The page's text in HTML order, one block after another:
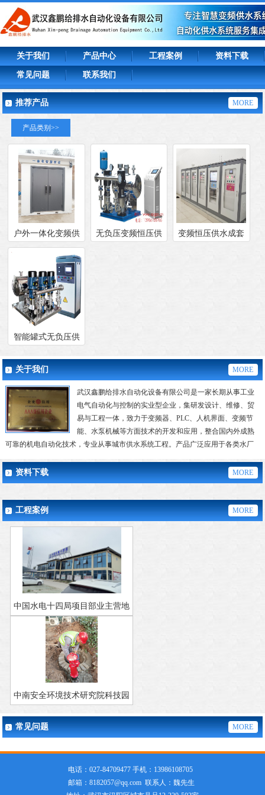
关于我们 产品中心 工程案例 资料下载
常见问题 联系我们
推荐产品 MORE
产品类别>>
户外一体化变频供
水加压智慧泵房
无负压变频恒压供
变频恒压供水成套
智能罐式无负压供
关于我们 MORE
武汉鑫鹏给排水自动化设备有限公司是一家长期从事工业
电气自动化与控制的实业型企业，集研发设计、维修、贸
易与工程一体，致力于变频器、PLC、人机界面、变频节
能、水泵机械等方面技术的开发和应用，整合国内外成熟
可靠的机电自动化技术，专业从事城市供水系统工程。产品广泛应用于各类水厂
资料下载 MORE
工程案例 MORE
中国水电十四局项目部业主营地
户体智慧一体化泵房
中南安全环境技术研究院科技园
常见问题
MORE
电话：027-84709477 手机：13986108705
邮箱：8182057@qq.com 联系人：魏先生